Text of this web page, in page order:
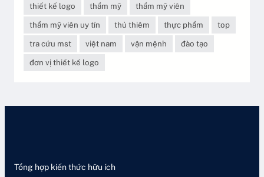
thiết kế logo
thẩm mỹ
thẩm mỹ viên
thẩm mỹ viên uy tín
thủ thiêm thực phẩm
top
tra cứu mst
việt nam vận mệnh
đào tạo
đơn vị thiết kế logo
Tổng hợp kiến thức hữu ích